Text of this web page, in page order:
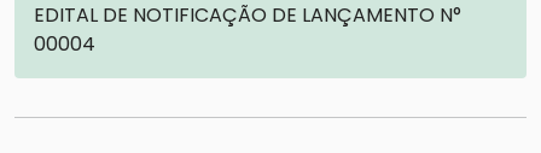
EDITAL DE NOTIFICAÇÃO DE LANÇAMENTO N°
00004